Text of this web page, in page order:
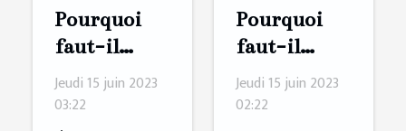
Pourquoi
faut-il
perdre du
poids ?
Jeudi 15 juin 2023
03:22
Pourquoi
faut-il
opter pour
l’assistance
Jeudi 15 juin 2023
02:22